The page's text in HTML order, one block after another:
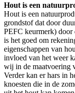
Hout is een
Hout is een
grondstof dat door
PEFC keurmerk)
is het goed om
eigenschappen van
invloed van het weer
wij in de maatvoering
Verder kan er hars in
knoesten die in de